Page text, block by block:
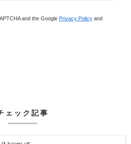
and the Google Privacy Policy and
ェック記事